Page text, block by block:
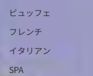
ビュッフェ
フレンチ
イタリアン
SPA